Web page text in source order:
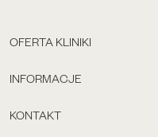
OFERTA KLINIKI
INFORMACJE
KONTAKT